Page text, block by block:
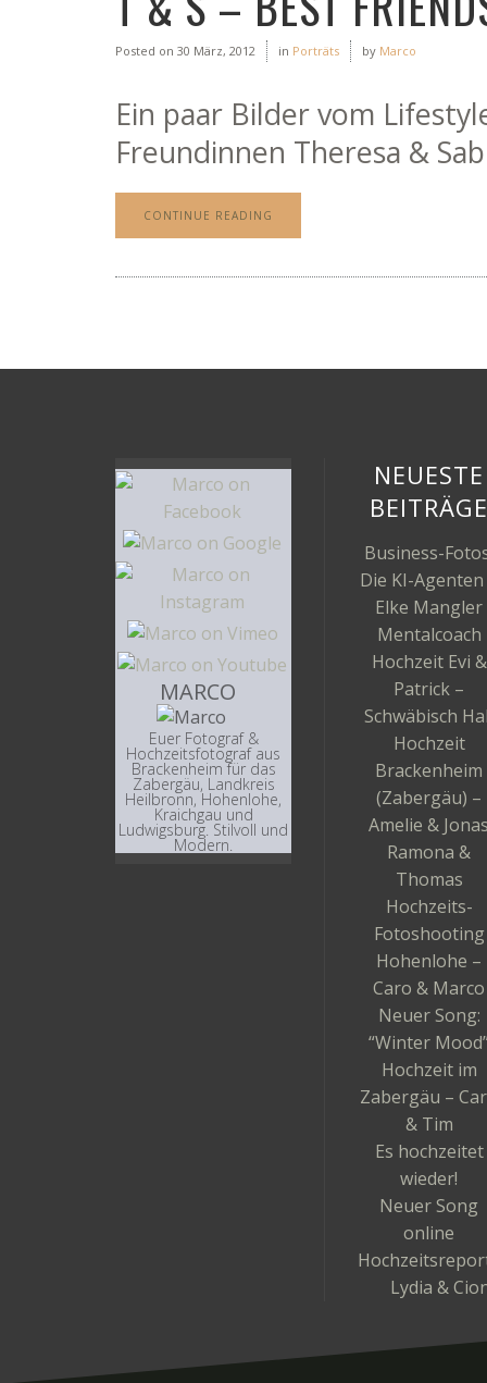
Posted on 30 März, 2012 in Porträts by Marco
Ein paar Bilder vom
Freundinnen Theresa &
CONTINUE READING
MARCO
Euer Fotograf &
Hochzeitsfotograf aus
Brackenheim für das
Zabergäu, Landkreis
Heilbronn, Hohenlohe,
Kraichgau und
Ludwigsburg. Stilvoll und
Modern.
NEUESTE
BEITRÄGE
Business-
Die KI-Agenten
Elke Mangler
Mentalcoach
Hochzeit Evi &
Patrick –
Schwäbisch
Hochzeit
Brackenheim
(Zabergäu) –
Amelie &
Ramona &
Thomas
Hochzeits-
Fotoshooting
Hohenlohe –
Caro & Marco
Neuer Song:
“Winter
Hochzeit im
Zabergäu –
& Tim
Es hochzeitet
wieder!
Neuer Song
online
Lydia &